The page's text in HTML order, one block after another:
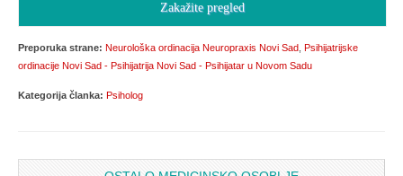
Zakažite pregled
Preporuka strane: Neurološka ordinacija Neuropraxis Novi Sad
Psihijatrijske
ordinacije Novi Sad - Psihijatrija Novi Sad - Psihijatar u Novom Sadu
Kategorija članka: Psiholog